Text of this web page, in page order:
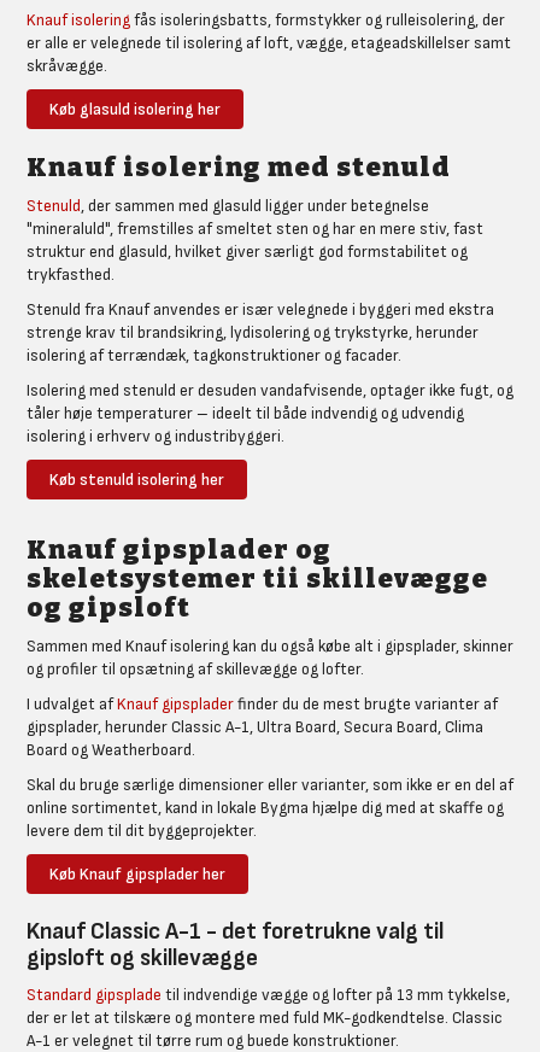
Knauf isoleringfås isoleringsbatts, formstykker og rulleisolering, der
er alle er velegnede til isolering af loft, vægge, etageadskillelser samt
skråvægge.
Køb glasuld isolering her
Knauf isolering med stenuld
Stenuld, der sammen med glasuld ligger under betegnelse
"mineraluld", fremstilles af smeltet sten og har en mere stiv, fast
struktur end glasuld, hvilket giver særligt god formstabilitet og
trykfasthed.
Stenuld fra Knauf anvendes er især velegnede i byggeri med ekstra
strenge krav til brandsikring, lydisolering og trykstyrke, herunder
isolering af terrændæk, tagkonstruktioner og facader.
Isolering med stenuld er desuden vandafvisende, optager ikke fugt, og
tåler høje temperaturer – ideelt til både indvendig og udvendig
isolering i erhverv og industribyggeri.
Køb stenuld isolering her
Knauf gipsplader og
skeletsystemer tii skillevægge
og gipsloft
Sammen med Knauf isolering kan du også købe alt i gipsplader, skinner
og profiler til opsætning af skillevægge og lofter.
I udvalget afKnauf gipspladerfinder du de mest brugte varianter af
gipsplader, herunder Classic A-1, Ultra Board, Secura Board, Clima
Board og Weatherboard.
Skal du bruge særlige dimensioner eller varianter, som ikke er en del af
online sortimentet, kand in lokale Bygma hjælpe dig med at skaffe og
levere dem til dit byggeprojekter.
Køb Knauf gipsplader her
Knauf Classic A-1 - det foretrukne valg til
gipsloft og skillevægge
Standard gipsplade til indvendige vægge og lofter på 13 mm tykkelse,
der er let at tilskære og montere med fuld MK-godkendtelse. Classic
A-1 er velegnet til tørre rum og buede konstruktioner.